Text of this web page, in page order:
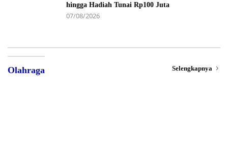
hingga Hadiah Tunai Rp100 Juta
07/08/2026
Olahraga Selengkapnya